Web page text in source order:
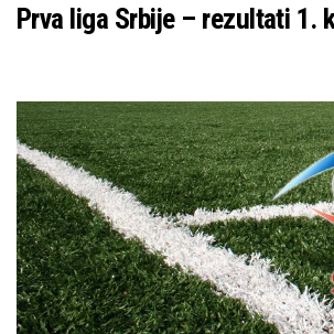
Prva liga Srbije – rezultati 1.